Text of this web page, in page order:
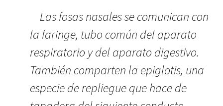
Las fosas nasales se comunican con
la faringe, tubo común del aparato
respiratorio y del aparato digestivo.
También comparten la epiglotis, una
especie de repliegue que hace de